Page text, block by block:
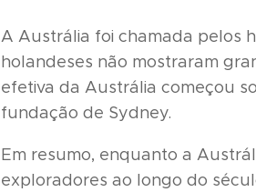
A Austrália foi chamada pelos
holandeses não mostraram
efetiva da Austrália começou
fundação de Sydney.
Em resumo, enquanto a
exploradores ao longo do